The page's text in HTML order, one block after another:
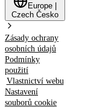
Europe
Czech Česko
Zásady ochrany
osobních údajů
Podmínky
použití
Vlastnictví webu
Nastavení
souborů cookie